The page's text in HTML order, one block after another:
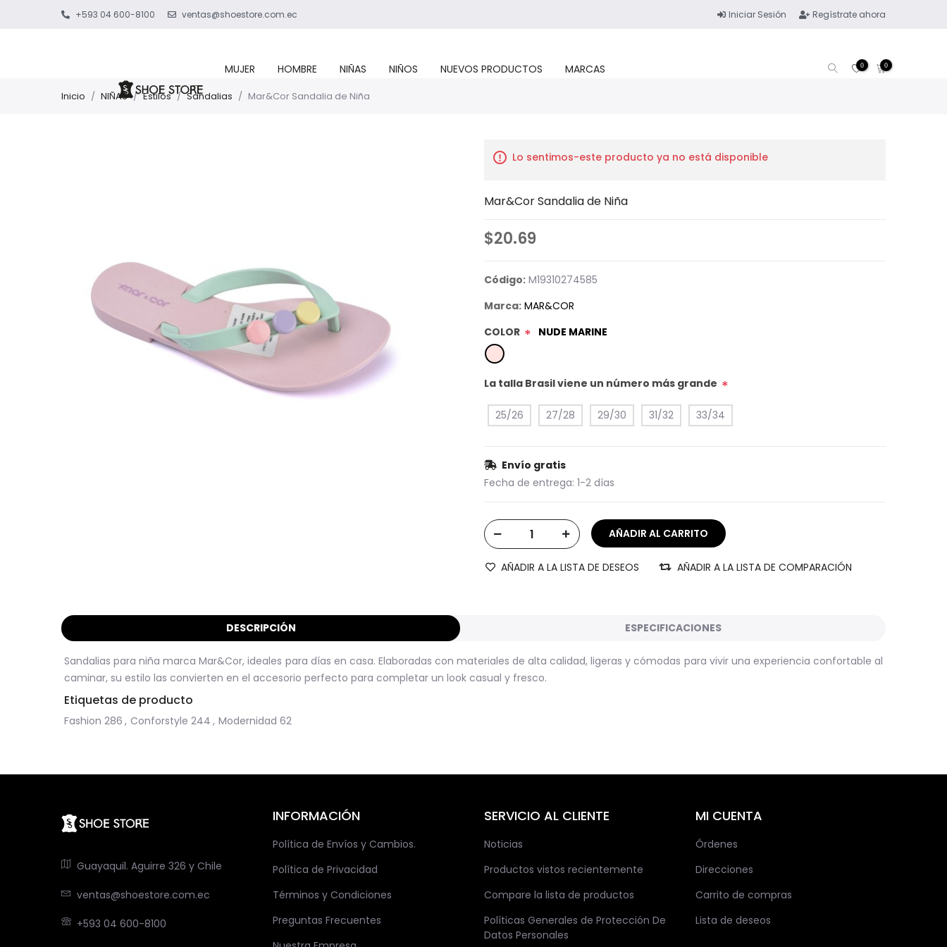
+593 04 600-8100 ventas@shoestore.com.ec Iniciar Sesión Regístrate ahora
MUJER HOMBRE NIÑAS NIÑOS NUEVOS PRODUCTOS MARCAS 0 0
Inicio / NIÑAS / Estilos / Sandalias / Mar&Cor Sandalia de Niña
Lo sentimos-este producto ya no está disponible
Mar&Cor Sandalia de Niña
$20.69
Código: M19310274585
Marca: MAR&COR
COLOR * NUDE MARINE
La talla Brasil viene un número más grande *
25/26 27/28 29/30 31/32 33/34
Envío gratis
Fecha de entrega: 1-2 días
AÑADIR A LA LISTA DE DESEOS AÑADIR A LA LISTA DE COMPARACIÓN
DESCRIPCIÓN ESPECIFICACIONES
Sandalias para niña marca Mar&Cor, ideales para días en casa. Elaboradas con materiales de alta calidad, ligeras y cómodas para vivir una experiencia confortable al
caminar, su estilo las convierten en el accesorio perfecto para completar un look casual y fresco.
Etiquetas de producto
Fashion 286 , Conforstyle 244 , Modernidad 62
Guayaquil. Aguirre 326 y Chile
ventas@shoestore.com.ec
+593 04 600-8100
INFORMACIÓN
Política de Envíos y Cambios.
Política de Privacidad
Términos y Condiciones
Preguntas Frecuentes
SERVICIO AL CLIENTE
Noticias
Productos vistos recientemente
Compare la lista de productos
Políticas Generales de Protección De
Datos Personales
MI CUENTA
Órdenes
Direcciones
Carrito de compras
Lista de deseos